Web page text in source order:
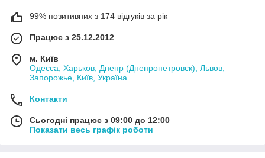
99% позитивних з 174 відгуків за рік
Працює з 25.12.2012
м. Київ
Одесса, Харьков, Днепр (Днепропетровск), Львов,
Запорожье, Київ, Україна
Контакти
Сьогодні працює з 09:00 до 12:00
Показати весь графік роботи